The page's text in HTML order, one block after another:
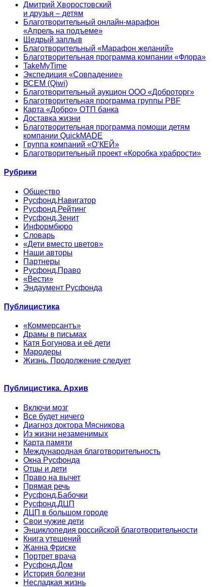
Дмитрий Хворостовский
и друзья – детям
Благотворительный онлайн‑марафон
«Апрель на подъеме»
Щедрый заплыв
Благотворительный «Марафон желаний»
Благотворительная программа компании «Флора»
TakeMyTime
Экспедиция «Совпадение»
ВСЕМ (Qiwi)
Благотворительный аукцион ООО «Доброторг»
Благотворительная программа группы PBF
Карта «Добро» ОТП банка
Доставка жизни
Благотворительная программа помощи детям
компании QuickMADE
Группа компаний «О’КЕЙ»
Благотворительный проект «Коробка храбрости»
Рубрики
Общество
Русфонд.Навигатор
Русфонд.Рейтинг
Русфонд.Зенит
Информбюро
Словарь
«Дети вместо цветов»
Наши авторы
Партнеры
Русфонд.Право
«Вести»
Эндаумент Русфонда
Публицистика
«Коммерсантъ»
Драмы в письмах
Катя Богунова и её дети
Мародеры
Жизнь. Продолжение следует
Публицистика. Архив
Включи мозг
Все будет ничего
Диагноз доктора Мясникова
Из жизни незаменимых
Карта памяти
Международная благотворительность
Окна Русфонда
Отцы и дети
Право на вычет
Прямая речь
Русфонд.Бабочки
Русфонд.ДЦП
ДЦП в большом городе
Свои чужие дети
Энциклопедия российской благотворительности
Книга утешений
Жанна Фриске
Портрет врача
Русфонд.Дом
История болезни
Несладкая жизнь